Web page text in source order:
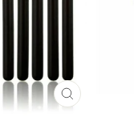
LUK